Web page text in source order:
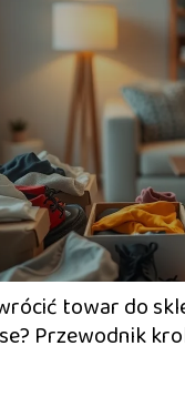
towar do
Przewodnik